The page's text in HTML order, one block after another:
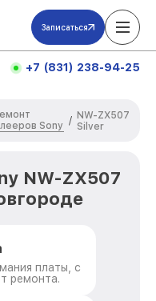
Записаться
+7 (831) 238-94-25
Sony
/ NW-ZX507
Silver
NW-ZX507
платы, с
ремонта.